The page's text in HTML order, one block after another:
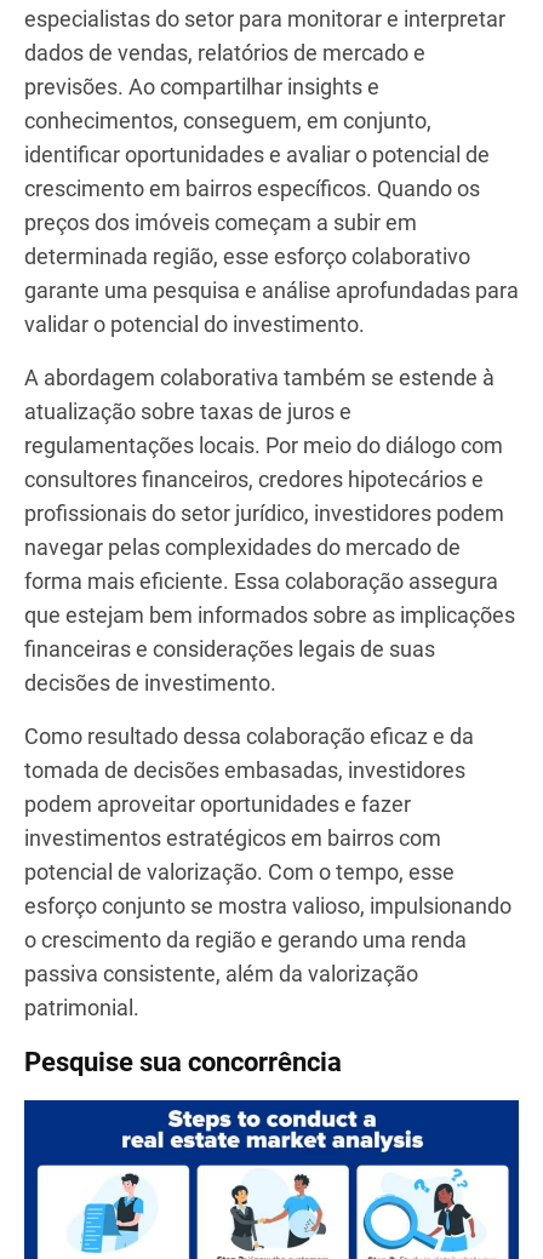
fatores como preços de imóveis, níveis de estoque,
taxas de juros e regulamentações locais. Essa
abordagem colaborativa proporciona uma
compreensão abrangente da dinâmica do mercado
e permite a tomada de decisões bem informadas
sobre o momento ideal para investir e a
identificação de áreas com potencial de
crescimento.
Por exemplo, investidores colaboram com
especialistas do setor para monitorar e interpretar
dados de vendas, relatórios de mercado e
previsões. Ao compartilhar insights e
conhecimentos, conseguem, em conjunto,
identificar oportunidades e avaliar o potencial de
crescimento em bairros específicos. Quando os
preços dos imóveis começam a subir em
determinada região, esse esforço colaborativo
garante uma pesquisa e análise aprofundadas para
validar o potencial do investimento.
A abordagem colaborativa também se estende à
atualização sobre taxas de juros e
regulamentações locais. Por meio do diálogo com
consultores financeiros, credores hipotecários e
profissionais do setor jurídico, investidores podem
navegar pelas complexidades do mercado de
forma mais eficiente. Essa colaboração assegura
que estejam bem informados sobre as implicações
financeiras e considerações legais de suas
decisões de investimento.
Como resultado dessa colaboração eficaz e da
tomada de decisões embasadas, investidores
podem aproveitar oportunidades e fazer
investimentos estratégicos em bairros com
potencial de valorização. Com o tempo, esse